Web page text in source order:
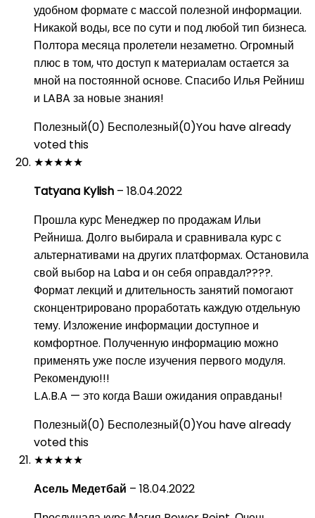
удобном формате с массой полезной информации.
Никакой воды, все по сути и под любой тип бизнеса.
Полтора месяца пролетели незаметно. Огромный
плюс в том, что доступ к материалам остается за
мной на постоянной основе. Спасибо Илья Рейниш
и LABA за новые знания!
Полезный(0) Бесполезный(0)You have already
voted this
★★★★★
Tatyana Kylish – 18.04.2022
Прошла курс Менеджер по продажам Ильи
Рейниша. Долго выбирала и сравнивала курс с
альтернативами на других платформах. Остановила
свой выбор на Laba и он себя оправдал????.
Формат лекций и длительность занятий помогают
сконцентрировано проработать каждую отдельную
тему. Изложение информации доступное и
комфортное. Полученную информацию можно
применять уже после изучения первого модуля.
Рекомендую!!!
L.A.B.A — это когда Ваши ожидания оправданы!
Полезный(0) Бесполезный(0)You have already
voted this
★★★★★
Асель Медетбай – 18.04.2022